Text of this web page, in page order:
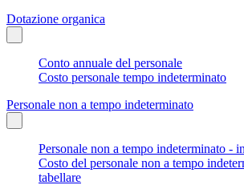
Dotazione organica
Conto annuale del personale
Costo personale tempo indeterminato
Personale non a tempo indeterminato
Personale non a tempo indeterminato -
Costo del personale non a tempo
tabellare